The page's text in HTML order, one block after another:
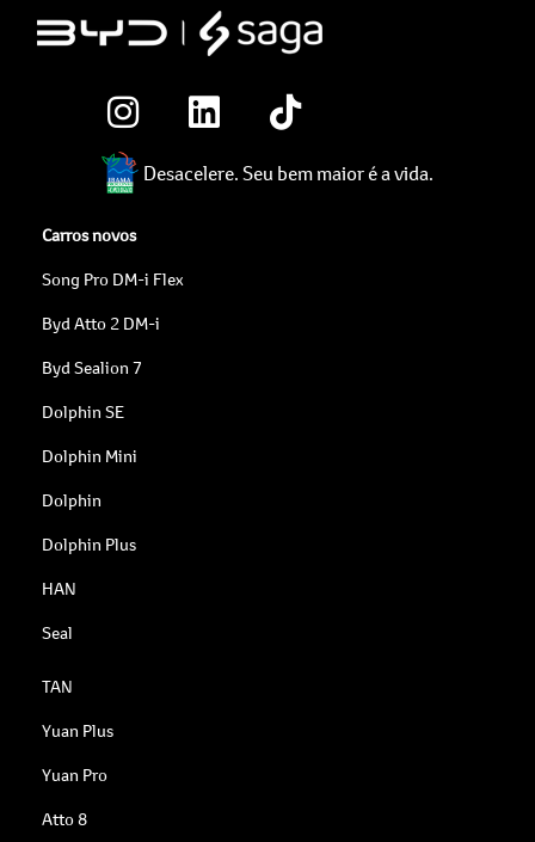
Desacelere. Seu bem maior é a vida.
Carros novos
Song Pro DM-i Flex
Byd Atto 2 DM-i
Byd Sealion 7
Dolphin SE
Dolphin Mini
Dolphin
Dolphin Plus
HAN
Seal
TAN
Yuan Plus
Yuan Pro
Atto 8